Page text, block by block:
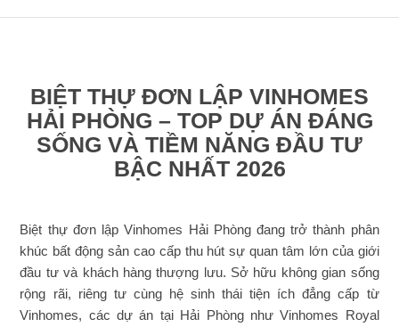
BIỆT THỰ ĐƠN LẬP VINHOMES
HẢI PHÒNG – TOP DỰ ÁN ĐÁNG
SỐNG VÀ TIỀM NĂNG ĐẦU TƯ
BẬC NHẤT 2026
Biệt thự đơn lập Vinhomes Hải Phòng đang trở thành phân
khúc bất động sản cao cấp thu hút sự quan tâm lớn của giới
đầu tư và khách hàng thượng lưu. Sở hữu không gian sống
rộng rãi, riêng tư cùng hệ sinh thái tiện ích đẳng cấp từ
Vinhomes, các dự án tại Hải Phòng như Vinhomes Royal